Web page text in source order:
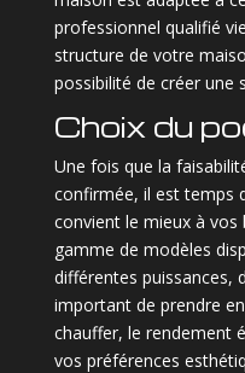
professionnel qualifié
structure de votre
possibilité de créer une
Choix du
Une fois que la
confirmée, il est temps
convient le mieux à vos
gamme de modèles
différentes puissances,
important de prendre
chauffer, le rendement
vos préférences